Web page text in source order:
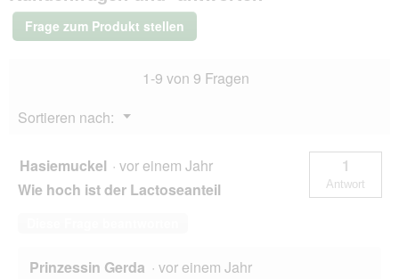
I
h
a
u
n
400
Frage zum Produkt stellen
1-9 von 9 Fragen
Sortieren nach:
▼
Menü
Hasiemuckel · vor einem Jahr
Wie hoch ist der Lactoseanteil
1
Antwort
Prinzessin Gerda · vor einem Jahr